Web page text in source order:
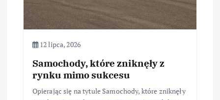
12 lipca, 2026
Samochody, które zniknęły z
rynku mimo sukcesu
Opierając się na tytule Samochody, które zniknęły